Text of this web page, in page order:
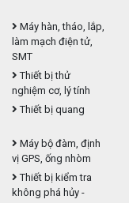
Máy hàn, tháo, lắp,
làm mạch điện tử,
SMT
Thiết bị thử
nghiệm cơ, lý tính
Thiết bị quang
Máy bộ đàm, định
vị GPS, ống nhòm
Thiết bị kiểm tra
không phá hủy -